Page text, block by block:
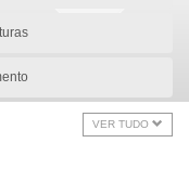
VER TUDO